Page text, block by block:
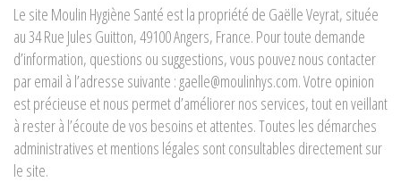
Le site Moulin Hygiène Santé est la propriété de Gaëlle Veyrat, située
au 34 Rue Jules Guitton, 49100 Angers, France. Pour toute demande
d’information, questions ou suggestions, vous pouvez nous contacter
par email à l’adresse suivante :gaelle@moulinhys.com. Votre opinion
est précieuse et nous permet d’améliorer nos services, tout en veillant
à rester à l’écoute de vos besoins et attentes. Toutes les démarches
administratives et mentions légales sont consultables directement sur
le site.